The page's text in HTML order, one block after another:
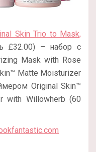
Skin Trio to Mask,
£32.00) – набор с
Mask with Rose
Matte Moisturizer
Original Skin™
with Willowherb (60